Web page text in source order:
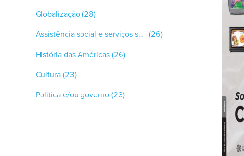
Globalização(28)
Assistência social e serviços sociais (26)
História das Américas(26)
Cultura(23)
Política e/ou governo(23)